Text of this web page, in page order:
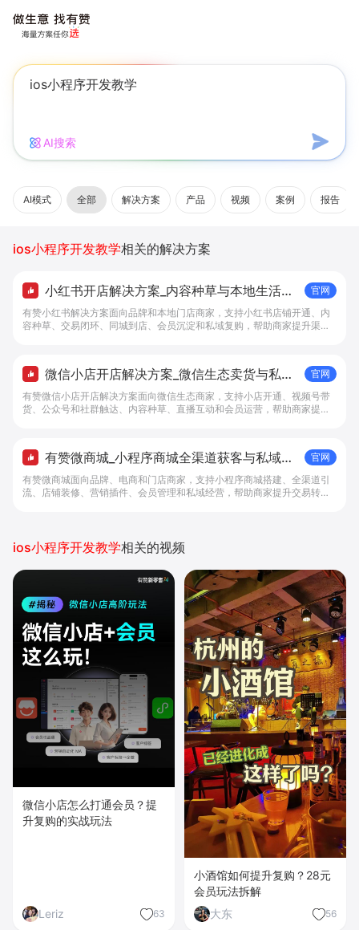
AI搜索
AI模式 全部 解决方案 产品 视频 案例 报告
ios小程序开发教学相关的解决方案
小红书开店解决方案_内容种草与本地生活转
化工具 - 做生意, 找有赞
官网
有赞小红书解决方案面向品牌和本地门店商家，支持小红书店铺开通、内
容种草、交易闭环、同城到店、会员沉淀和私域复购，帮助商家提升渠道
微信小店开店解决方案_微信生态卖货与私域
经营 - 做生意, 找有赞
官网
有赞微信小店开店解决方案面向微信生态商家，支持小店开通、视频号带
货、公众号和社群触达、内容种草、直播互动和会员运营，帮助商家提升
有赞微商城_小程序商城全渠道获客与私域复
购工具 - 做生意, 找有赞
官网
有赞微商城面向品牌、电商和门店商家，支持小程序商城搭建、全渠道引
流、店铺装修、营销插件、会员管理和私域经营，帮助商家提升交易转化
ios小程序开发教学相关的视频
微信小店怎么打通会员？提
升复购的实战玩法
Leriz 63
小酒馆如何提升复购？28元
会员玩法拆解
大东
56